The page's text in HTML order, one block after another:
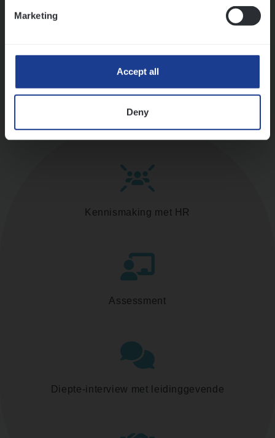
Marketing
Accept all
Deny
werk
Ons sollicitatieproces
Kennismaking met HR
Assessment
Diepte-interview met leidinggevende